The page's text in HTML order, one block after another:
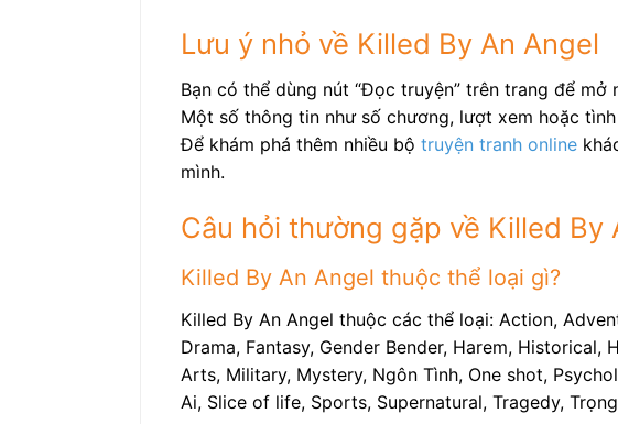
Lưu ý nhỏ về Killed By An Angel
Bạn có thể dùng nút “Đọc truyện” trên trang để mở
Một số thông tin như số chương, lượt xem hoặc
Để khám phá thêm nhiều bộ truyện tranh online
mình.
Câu hỏi thường gặp về Killed By
Killed By An Angel thuộc thể loại gì?
Killed By An Angel thuộc các thể loại: Action,
Drama, Fantasy, Gender Bender, Harem,
Arts, Military, Mystery, Ngôn Tình, One shot,
Ai, Slice of life, Sports, Supernatural, Tragedy,